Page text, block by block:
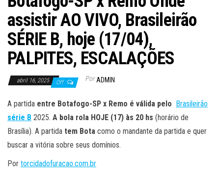
assistir AO VIVO, Brasileirão
SÉRIE B, hoje (17/04),
PALPITES, ESCALAÇÕES
abril 16, 2025 Off Por ADMIN
A partida entre Botafogo-SP x Remo é válida pelo
Brasileirão
série B 2025. A bola rola HOJE (17) às 20 hs (horário de
Brasília). A partida tem Bota como o mandante da partida e quer
buscar a vitória sobre seus domínios.
Por torcidadofuracao.com.br